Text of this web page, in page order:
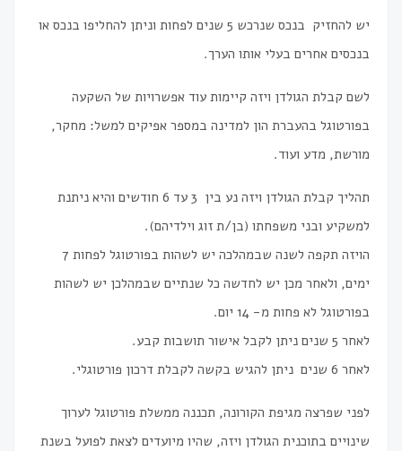
יש להחזיק בנכס שנרכש 5 שנים לפחות וניתן להחליפו בנכס או
בנכסים אחרים בעלי אותו הערך.
לשם קבלת הגולדן ויזה קיימות עוד אפשרויות של השקעה
בפורטוגל בהעברת הון למדינה במספר אפיקים למשל: מחקר,
מורשת, מדע ועוד.
תהליך קבלת הגולדן ויזה נע בין 3 עד 6 חודשים והיא ניתנת
למשקיע ובני משפחתו (בן/ת זוג וילדיהם).
הויזה תקפה לשנה שבמהלכה יש לשהות בפורטוגל לפחות 7
ימים, ולאחר מכן יש לחדשה כל שנתיים שבמהלכן יש לשהות
בפורטוגל לא פחות מ- 14 יום.
לאחר 5 שנים ניתן לקבל אישור תושבות קבע.
לאחר 6 שנים ניתן להגיש בקשה לקבלת דרכון פורטוגלי.
לפני שפרצה מגיפת הקורונה, תכננה ממשלת פורטוגל לערוך
שינויים בתוכנית הגולדן ויזה, שהיו מיועדים לצאת לפועל בשנת